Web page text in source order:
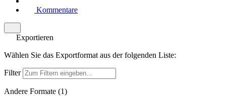
Kommentare
Exportieren
Wählen Sie das Exportformat aus der folgenden Liste:
Filter
Andere Formate (1)